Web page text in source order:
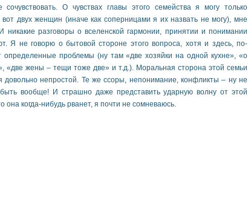
сочувствовать. О чувствах главы этого семейства я могу только
вот двух женщин (иначе как соперницами я их назвать не могу), мне
никакие разговоры о вселенской гармонии, принятии и понимании
Я не говорю о бытовой стороне этого вопроса, хотя и здесь, по-
определенные проблемы (ну там «две хозяйки на одной кухне», «о
«две жены – тещи тоже две» и т.д.). Моральная сторона этой семьи
довольно непростой. Те же ссоры, непонимание, конфликты – ну не
вообще! И страшно даже представить ударную волну от этой
она когда-нибудь рванет, я почти не сомневаюсь.